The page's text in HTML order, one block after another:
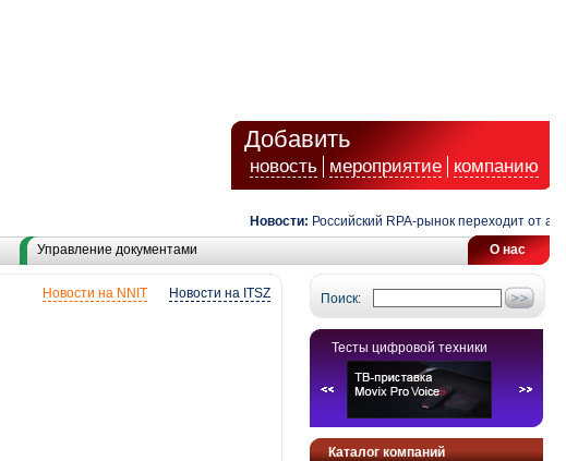
Добавить
новость мероприятие компанию
Новости: Российский RPA-рынок переходит от
О нас
Управление документами
Поиск:
Тесты цифровой техники
Каталог компаний
Новости на ITSZ
Новости на NNIT